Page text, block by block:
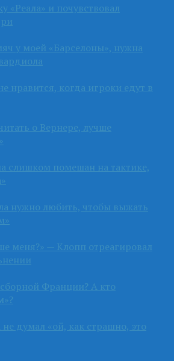
«Реала» и почувствовал
у моей «Барселоны», нужна
нравится, когда игроки едут в
о Вернере, лучше
слишком помешан на тактике,
нужно любить, чтобы выжать
меня?» — Клопп отреагировал
Франции? А кто
думал «ой, как страшно, это